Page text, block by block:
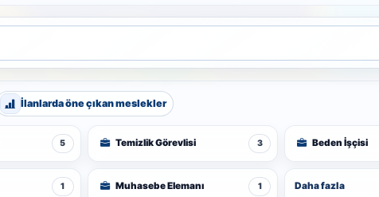
İlanlarda öne çıkan meslekler
5 Temizlik Görevlisi 3 Beden İşçisi
1 Muhasebe Elemanı 1 Daha fazla